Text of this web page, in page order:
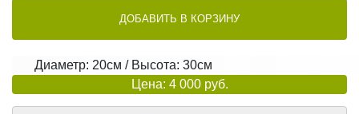
ДОБАВИТЬ В КОРЗИНУ
Диаметр: 20см / Высота: 30см
Цена: 4 000 руб.